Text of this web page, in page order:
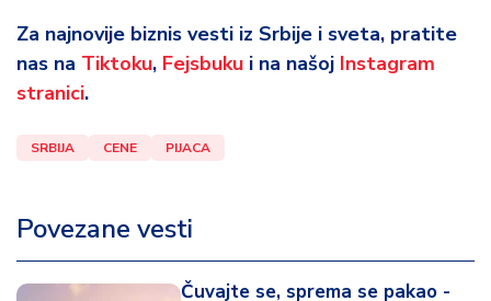
Za najnovije biznis vesti iz Srbije i sveta, pratite
nas na Tiktoku, Fejsbuku i na našoj Instagram
stranici.
SRBIJA CENE PIJACA
Povezane vesti
Čuvajte se, sprema se pakao -